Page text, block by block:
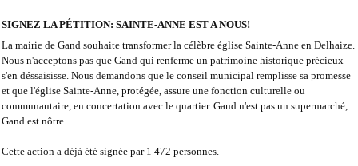
SIGNEZ LA PÉTITION: SAINTE-ANNE EST A NOUS!
La mairie de Gand souhaite transformer la célèbre église Sainte-Anne en Delhaize.
Nous n'acceptons pas que Gand qui renferme un patrimoine historique précieux
s'en déssaisisse. Nous demandons que le conseil municipal remplisse sa promesse
et que l'église Sainte-Anne, protégée, assure une fonction culturelle ou
communautaire, en concertation avec le quartier. Gand n'est pas un supermarché,
Gand est nôtre.
Cette action a déjà été signée par 1 472 personnes.